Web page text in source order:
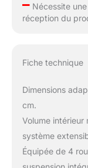
–Nécessite une
réception du
Fiche technique
Dimensions
cm.
Volume
système
Équipée de 4